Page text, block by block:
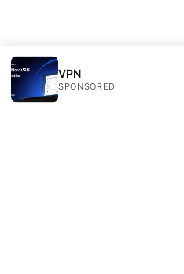
VPN
SPONSORED